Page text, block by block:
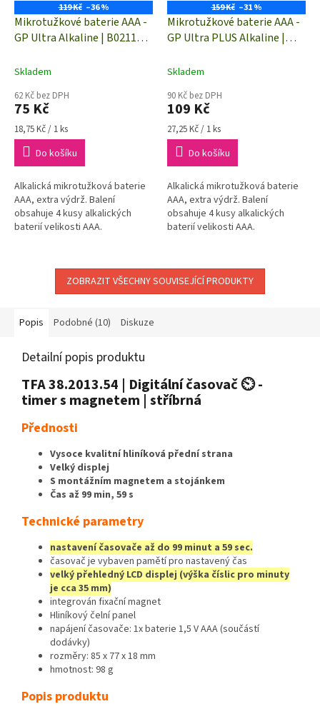
119 Kč –36 %
Mikrotužkové baterie AAA -
GP Ultra Alkaline | B02114 |
Skladem
62 Kč bez DPH
75 Kč
Měrná
cena:
18,75 Kč / 1 ks
Do košíku
Alkalická mikrotužková baterie
AAA, extra výdrž. Balení
obsahuje 4 kusy alkalických
baterií velikosti AAA.
159 Kč –31 %
Mikrotužkové baterie AAA -
GP Ultra PLUS Alkaline |
Skladem
90 Kč bez DPH
109 Kč
Měrná
cena:
27,25 Kč / 1 ks
Do košíku
Alkalická mikrotužková baterie
AAA, extra výdrž. Balení
obsahuje 4 kusy alkalických
baterií velikosti AAA.
ZOBRAZIT VŠECHNY SOUVISEJÍCÍ PRODUKTY
Popis Podobné (10) Diskuze
Detailní popis produktu
TFA 38.2013.54 | Digitální časovač ⏲️ -
timer s magnetem | stříbrná
Přednosti
Vysoce kvalitní hliníková přední strana
Velký displej
S montážním magnetem a stojánkem
Čas až 99 min, 59 s
Technické parametry
nastavení časovače až do 99 minut a 59 sec.
časovač je vybaven pamětí pro nastavený čas
velký přehledný LCD displej (výška číslic pro minuty
je cca 35 mm)
integrován fixační magnet
Hliníkový čelní panel
napájení časovače: 1x baterie 1,5 V AAA (součástí
dodávky)
rozměry: 85 x 77 x 18 mm
hmotnost: 98 g
Popis produktu